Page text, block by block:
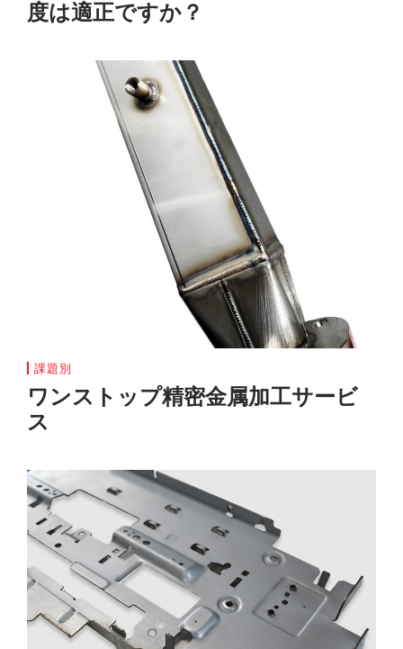
度は適正ですか？
課題別
ワンストップ精密金属加工サービ
ス